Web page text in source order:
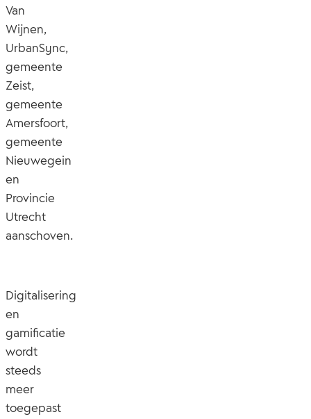
Van
Wijnen,
UrbanSync,
gemeente
Zeist,
gemeente
Amersfoort,
gemeente
Nieuwegein
en
Provincie
Utrecht
aanschoven.
Digitalisering
en
gamificatie
wordt
steeds
meer
toegepast